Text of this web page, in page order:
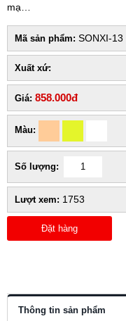
mạ…
Mã sản phẩm: SONXI-13
Xuất xứ:
Giá: 858.000đ
Màu:
Số lượng:
Lượt xem: 1753
Đặt hàng
Thông tin sản phẩm